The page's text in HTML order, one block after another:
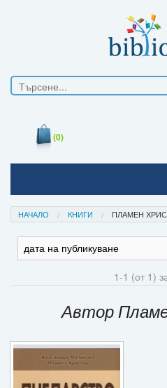
(0)
Начало
Печатни книги
Е-списания
Подаръци
НАЧАЛО КНИГИ ПЛАМЕН
1-1 (от 1)
Автор